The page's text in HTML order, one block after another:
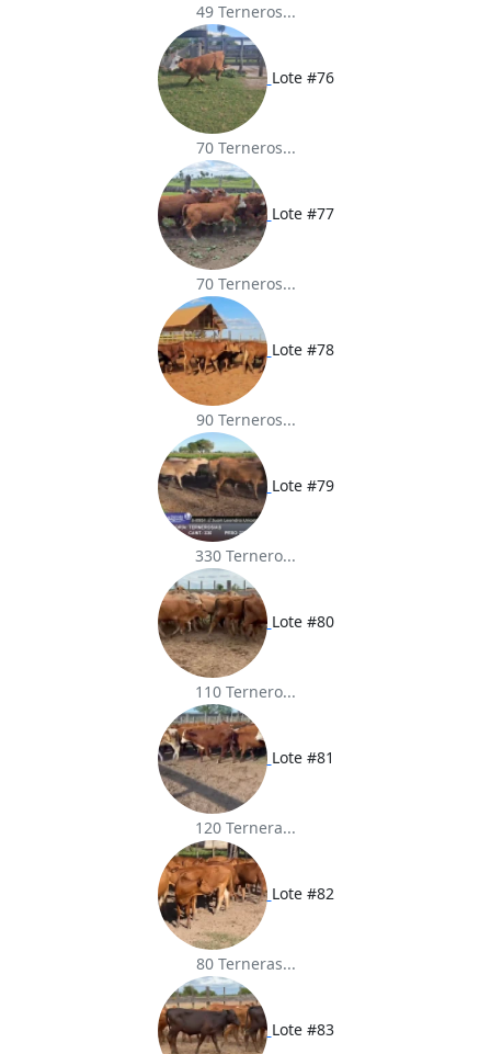
49 Terneros...
Lote #76
70 Terneros...
Lote #77
70 Terneros...
Lote #78
90 Terneros...
Lote #79
330 Ternero...
Lote #80
110 Ternero...
Lote #81
120 Ternera...
Lote #82
80 Terneras...
Lote #83